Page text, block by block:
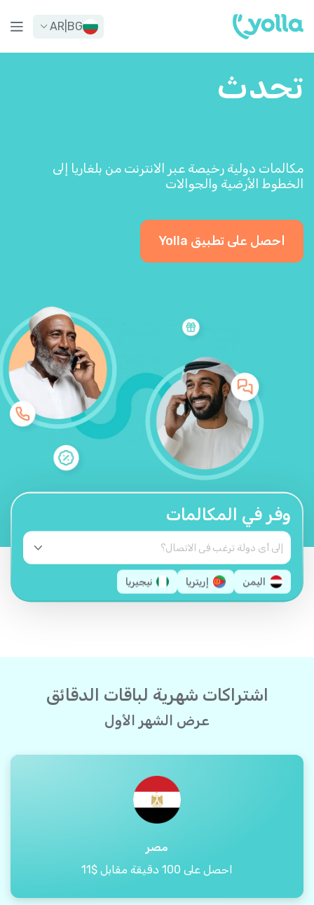
BG
AR
تحدث
مكالمات دولية رخيصة عبر الانترنت من بلغاريا إلى
الخطوط الأرضية والجوالات
احصل على تطبيق Yolla
وفر في المكالمات
اليمن إريتريا نيجيريا
اشتراكات شهرية لباقات الدقائق
عرض الشهر الأول
مصر
احصل على 100 دقيقة مقابل $11